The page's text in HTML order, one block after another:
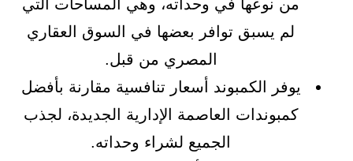
من نوعها في وحداته، وهي المساحات التي
لم يسبق توافر بعضها في السوق العقاري
المصري من قبل.
يوفر الكمبوند أسعار تنافسية مقارنة بأفضل
كمبوندات العاصمة الإدارية الجديدة، لجذب
الجميع لشراء وحداته.